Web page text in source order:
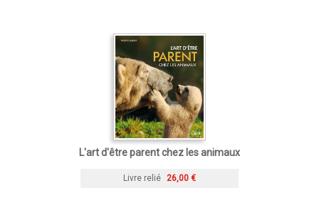
L'art d'être parent chez les animaux
Livre relié 26,00 €